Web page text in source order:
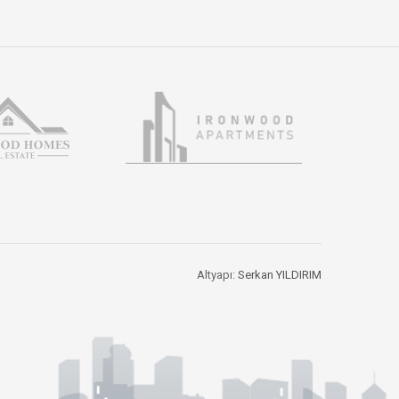
Altyapı: Serkan YILDIRIM